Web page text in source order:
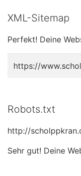
XML-Sitemap
Perfekt! Deine
https://
Robots.txt
http://
Sehr gut! Deine